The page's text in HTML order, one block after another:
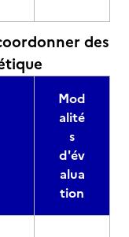
des
Mod
alité
s
d'év
alua
tion